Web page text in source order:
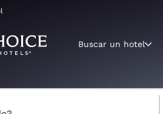
Región y
Buscar un hotel